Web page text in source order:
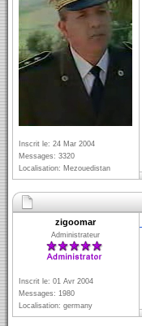
Inscrit le: 24 Mar 2004
Messages: 3320
Localisation: Mezouedistan
zigoomar
Administrateur
Inscrit le: 01 Avr 2004
Messages: 1980
Localisation: germany